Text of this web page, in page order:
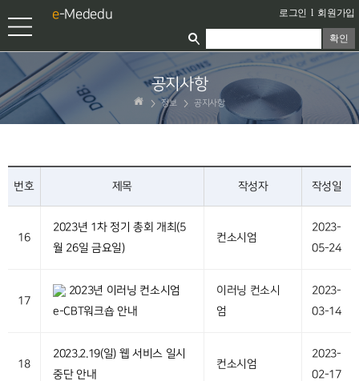
e-Mededu 로그인 l 회원가입
확인
공지사항
정보 공지사항
번호 제목 작성자 작성일
16
2023년 1차 정기 총회 개최(5
월 26일 금요일)
컨소시엄
2023-
05-24
17
2023년 이러닝 컨소시엄
e-CBT워크숍 안내
이러닝 컨소시
엄
2023-
03-14
18
2023.2.19(일) 웹 서비스 일시
중단 안내
컨소시엄
2023-
02-17